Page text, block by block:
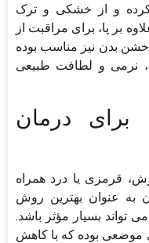
و از خشکی و ترک
بر پا، برای مراقبت از
بدن نیز مناسب بوده
نرمی و لطافت طبیعی
برای درمان
قرمزی یا درد همراه
به عنوان بهترین روش
تواند بسیار مؤثر باشد.
موضعی بوده که با کاهش